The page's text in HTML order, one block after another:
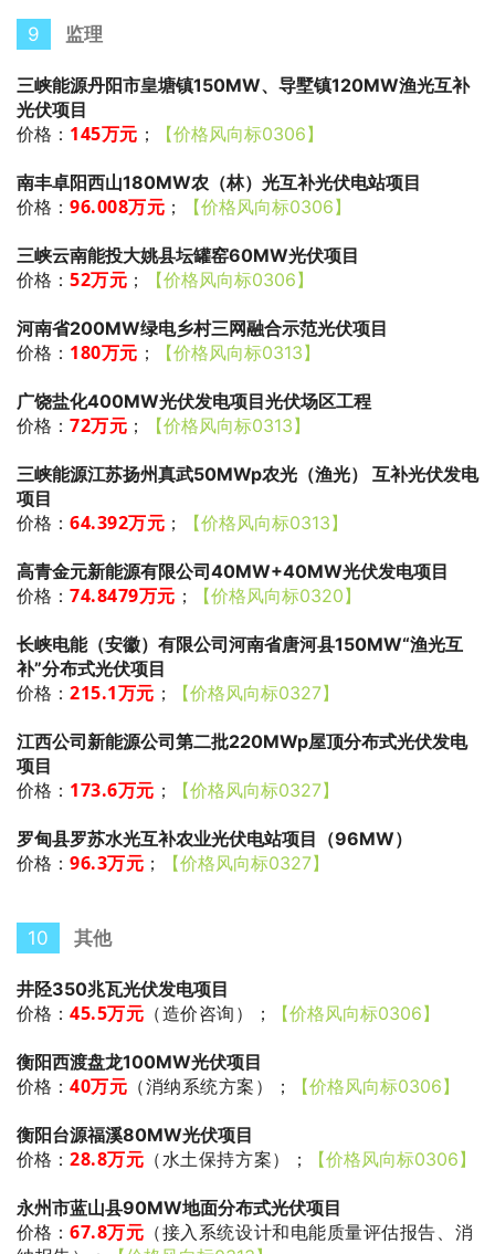
9 监理
三峡能源丹阳市皇塘镇150MW、导墅镇120MW渔光互补
光伏项目
价格： 145万元 ； 【价格风向标0306】
南丰卓阳西山180MW农（林）光互补光伏电站项目
价格： 96.008万元 ； 【价格风向标0306】
三峡云南能投大姚县坛罐窑60MW光伏项目
价格： 52万元 ； 【价格风向标0306】
河南省200MW绿电乡村三网融合示范光伏项目
价格： 180万元 ； 【价格风向标0313】
广饶盐化400MW光伏发电项目光伏场区工程
价格： 72万元 ； 【价格风向标0313】
三峡能源江苏扬州真武50MWp农光（渔光） 互补光伏发电
项目
价格： 64.392万元 ； 【价格风向标0313】
高青金元新能源有限公司40MW+40MW光伏发电项目
价格： 74.8479万元 ； 【价格风向标0320】
长峡电能（安徽）有限公司河南省唐河县150MW“渔光互
补”分布式光伏项目
价格： 215.1万元 ； 【价格风向标0327】
江西公司新能源公司第二批220MWp屋顶分布式光伏发电
项目
价格： 173.6万元 ； 【价格风向标0327】
罗甸县罗苏水光互补农业光伏电站项目（96MW）
价格： 96.3万元 ； 【价格风向标0327】
10 其他
井陉350兆瓦光伏发电项目
价格： 45.5万元 （造价咨询） ； 【价格风向标0306】
衡阳西渡盘龙100MW光伏项目
价格： 40万元 （消纳系统方案） ； 【价格风向标0306】
衡阳台源福溪80MW光伏项目
价格： 28.8万元 （水土保持方案） ； 【价格风向标0306】
永州市蓝山县90MW地面分布式光伏项目
价格： 67.8万元 （接入系统设计和电能质量评估报告、消